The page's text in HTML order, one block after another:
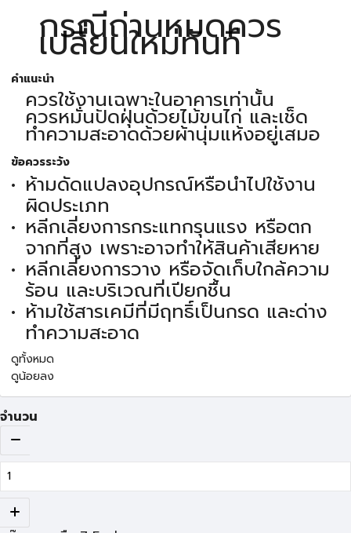
กรณีถ่านหมดควร
เปลี่ยนใหม่ทันที
คำแนะนำ
ควรใช้งานเฉพาะในอาคารเท่านั้น
ควรหมั่นปัดฝุ่นด้วยไม้ขนไก่ และเช็ด
ทำความสะอาดด้วยผ้านุ่มแห้งอยู่เสมอ
ข้อควรระวัง
ห้ามดัดแปลงอุปกรณ์หรือนำไปใช้งาน
ผิดประเภท
หลีกเลี่ยงการกระแทกรุนแรง หรือตก
จากที่สูง เพราะอาจทำให้สินค้าเสียหาย
หลีกเลี่ยงการวาง หรือจัดเก็บใกล้ความ
ร้อน และบริเวณที่เปียกชื้น
ห้ามใช้สารเคมีที่มีฤทธิ์เป็นกรด และด่าง
ทำความสะอาด
ดูทั้งหมด
ดูน้อยลง
จำนวน